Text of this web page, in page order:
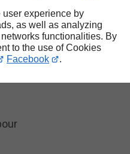
experience by
as well as analyzing
functionalities. By
to the use of Cookies
Facebook .